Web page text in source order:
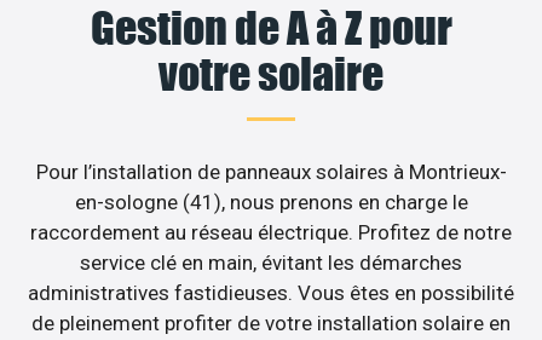
Gestion de A à Z pour
votre solaire
Pour l’installation de panneaux solaires à Montrieux-
en-sologne (41), nous prenons en charge le
raccordement au réseau électrique. Profitez de notre
service clé en main, évitant les démarches
administratives fastidieuses. Vous êtes en possibilité
de pleinement profiter de votre installation solaire en